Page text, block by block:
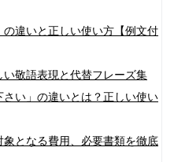
の違いと正しい使い方【例文付
い敬語表現と代替フレーズ集
さい」の違いとは？正しい使い
となる費用、必要書類を徹底